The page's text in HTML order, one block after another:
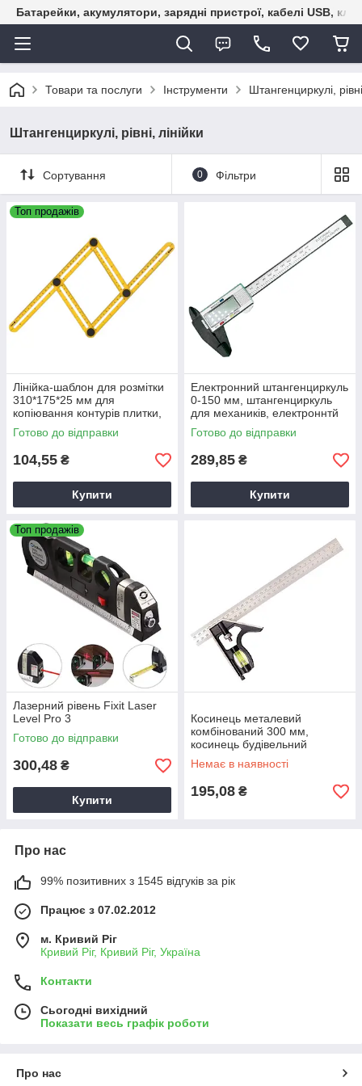
Батарейки, акумулятори, зарядні пристрої, кабелі USB,
Товари та послуги Інструменти Штангенциркулі,
Штангенциркулі, рівні, лінійки
Сортування 0 Фільтри
Топ продажів
Лінійка-шаблон для розмітки
310*175*25 мм для
копіювання контурів плитки,
шаблон лінійка
Готово до відправки
104,55 ₴
Купити
Електронний штангенциркуль
0-150 мм, штангенциркуль
для механиків, електроннтй
штангенциркуль
Готово до відправки
289,85 ₴
Купити
Топ продажів
Лазерний рівень Fixit Laser
Level Pro 3
Готово до відправки
300,48 ₴
Купити
Косинець металевий
комбінований 300 мм,
косинець будівельний
металевий, косинець для
будівництва
Немає в наявності
195,08 ₴
Про нас
99% позитивних з 1545 відгуків за рік
Працює з 07.02.2012
м. Кривий Ріг
Кривий Ріг, Кривий Ріг, Україна
Контакти
Сьогодні вихідний
Показати весь графік роботи
Про нас